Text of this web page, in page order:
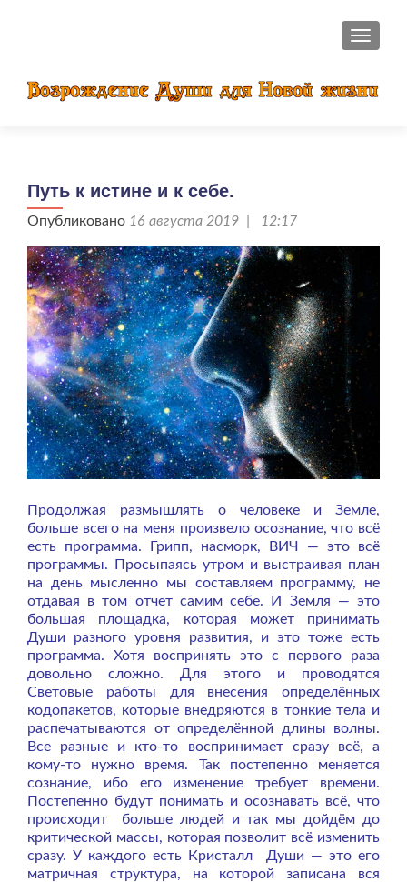
Путь к истине и к себе.
Опубликовано 16 августа 2019 | 12:17
Продолжая размышлять о человеке и Земле,
больше всего на меня произвело осознание, что всё
есть программа. Грипп, насморк, ВИЧ — это всё
программы. Просыпаясь утром и выстраивая план
на день мысленно мы составляем программу, не
отдавая в том отчет самим себе. И Земля — это
большая площадка, которая может принимать
Души разного уровня развития, и это тоже есть
программа. Хотя воспринять это с первого раза
довольно сложно. Для этого и проводятся
Световые работы для внесения определённых
кодопакетов, которые внедряются в тонкие тела и
распечатываются от определённой длины волны.
Все разные и кто-то воспринимает сразу всё, а
кому-то нужно время. Так постепенно меняется
сознание, ибо его изменение требует времени.
Постепенно будут понимать и осознавать всё, что
происходит больше людей и так мы дойдём до
критической массы, которая позволит всё изменить
сразу. У каждого есть Кристалл Души — это его
матричная структура, на которой записана вся